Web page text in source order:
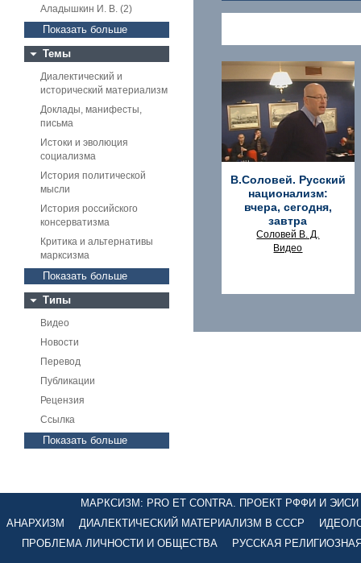
Аладышкин И. В. (2)
Показать больше
Темы
Диалектический и
исторический материализм
Доклады, манифесты,
письма
Истоки и эволюция
социализма
История политической
мысли
История российского
консерватизма
Критика и альтернативы
марксизма
Показать больше
Типы
Видео
Новости
Перевод
Публикации
Рецензия
Ссылка
Показать больше
В.Соловей. Русский
национализм:
вчера, сегодня,
завтра
Соловей В. Д.
Видео
МАРКСИЗМ: PRO ET CONTRA. ПРОЕКТ РФФИ И ЭИСИ
АНАРХИЗМ
ДИАЛЕКТИЧЕСКИЙ МАТЕРИАЛИЗМ В СССР
ПРОБЛЕМА ЛИЧНОСТИ И ОБЩЕСТВА
РУССКАЯ